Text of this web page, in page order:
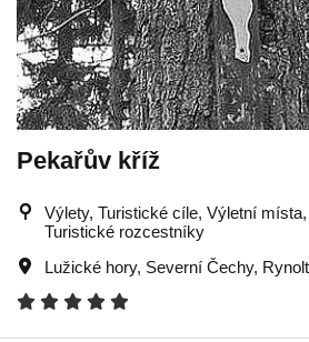
Pekařův kříž
Výlety, Turistické cíle, Výletní
Turistické rozcestníky
Lužické hory, Severní Čechy,